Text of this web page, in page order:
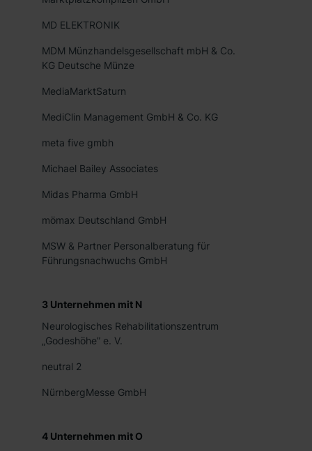
verfügen über kein angemessenes Datenschutzniveau
(EuGH – Schrems II). Du kannst die von dir erteilte
Einwilligung jederzeit mit Wirkung für die Zukunft ganz
dem Punkt „Datenschutz-Einstellungen“ widerrufen.
Weitere Informationen zu den einzelnen Cookies findest
Informationen:Datenschutzerklärung
MD ELEKTRONIK
MDM Münzhandelsgesellschaft mbH & Co.
KG Deutsche Münze
MediaMarktSaturn
MediClin Management GmbH & Co. KG
meta five gmbh
Michael Bailey Associates
Midas Pharma GmbH
mömax Deutschland GmbH
MSW & Partner Personalberatung für
Führungsnachwuchs GmbH
3 Unternehmen mit N
Neurologisches Rehabilitationszentrum
„Godeshöhe” e. V.
neutral 2
NürnbergMesse GmbH
4 Unternehmen mit O